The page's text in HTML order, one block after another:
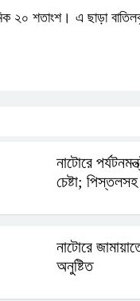
২০ শতাংশ। এ ছাড়া
নাটোরে
চেষ্টা;
নাটোরে
অনুষ্টিত